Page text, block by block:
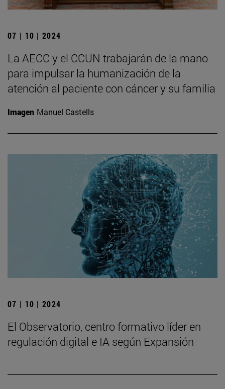
07 | 10 | 2024
La AECC y el CCUN trabajarán de la mano
para impulsar la humanización de la
atención al paciente con cáncer y su familia
Imagen Manuel Castells
07 | 10 | 2024
El Observatorio, centro formativo líder en
regulación digital e IA según Expansión